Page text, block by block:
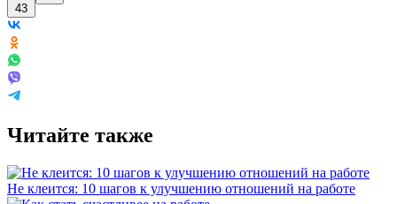
43
Читайте также
Не клеится: 10 шагов к улучшению отношений на работе